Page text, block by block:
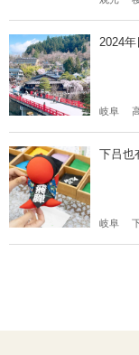
2024
岐阜
下吕也
岐阜